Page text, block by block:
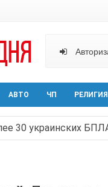
АВТО ЧП РЕЛИГИЯ
30 украинских
Ростовской области